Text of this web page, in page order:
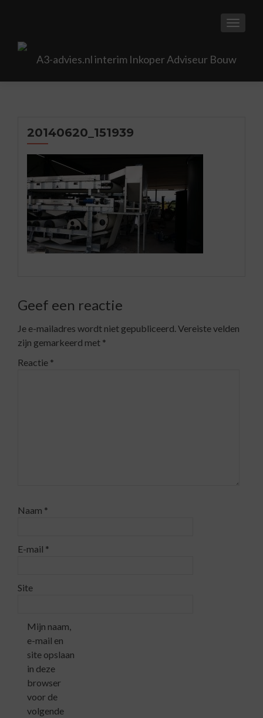
20140620_151939
Geef een reactie
Je e-mailadres wordt niet gepubliceerd.Vereiste velden
zijn gemarkeerd met *
Reactie *
Naam *
E-mail *
Site
Mijn naam,
e-mail en
site opslaan
in deze
browser
voor de
volgende